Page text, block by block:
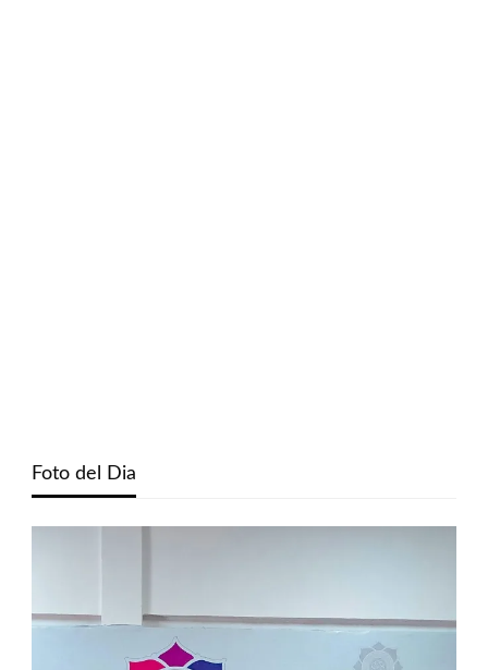
Foto del Dia